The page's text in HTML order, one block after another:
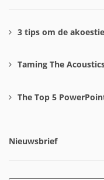
3 tips om de
Taming The
The Top 5
Nieuwsbrief